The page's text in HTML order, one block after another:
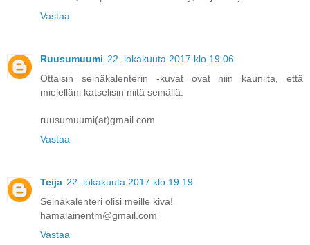
Vastaa
Ruusumuumi 22. lokakuuta 2017 klo 19.06
Ottaisin seinäkalenterin -kuvat ovat niin kauniita, että
mielelläni katselisin niitä seinällä.
ruusumuumi(at)gmail.com
Vastaa
Teija 22. lokakuuta 2017 klo 19.19
Seinäkalenteri olisi meille kiva!
hamalainentm@gmail.com
Vastaa